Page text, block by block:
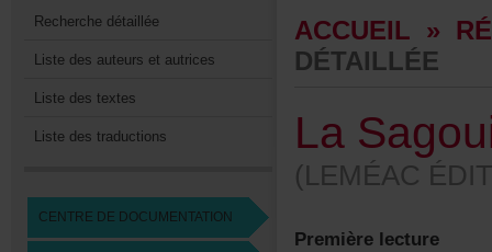
Recherchedétaillée
Listedesauteursetautrices
Listedestextes
Listedestraductions
CENTREDEDOCUMENTATION
ACCUEIL »
DÉTAILLÉE
Premièrelecture